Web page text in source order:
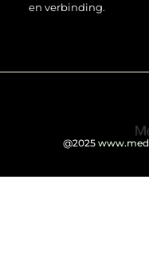
en verbinding.
@2025